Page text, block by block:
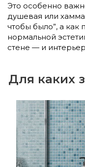
Это особенно
душевая или
чтобы было”, а как
нормальной
стене — и
Для каких